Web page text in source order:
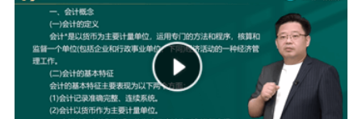
础精讲、教材基础精讲）+强化阶段（550题应试特训、习
题强化、知行合一）+冲刺阶段（冲刺串讲、6+6临考抢
分、考前点押、考前直播）
配套习题服务：随堂阶段练习、SVIP题库会员、每日一